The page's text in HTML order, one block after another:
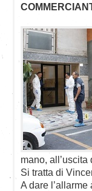
mano,
Si tratta di
A dare